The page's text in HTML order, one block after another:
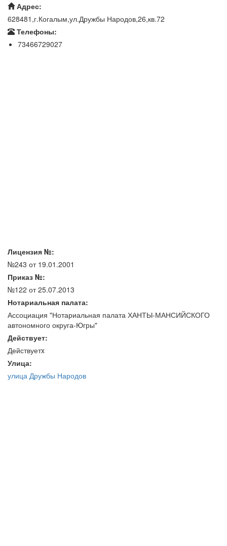
Адрес:
628481,г.Когалым,ул.Дружбы Народов,26,кв.72
Телефоны:
73466729027
Лицензия №:
№243 от 19.01.2001
Приказ №:
№122 от 25.07.2013
Нотариальная палата:
Ассоциация "Нотариальная палата ХАНТЫ-МАНСИЙСКОГО
автономного округа-Югры"
Действует:
Действуетx
Улица:
улица Дружбы Народов